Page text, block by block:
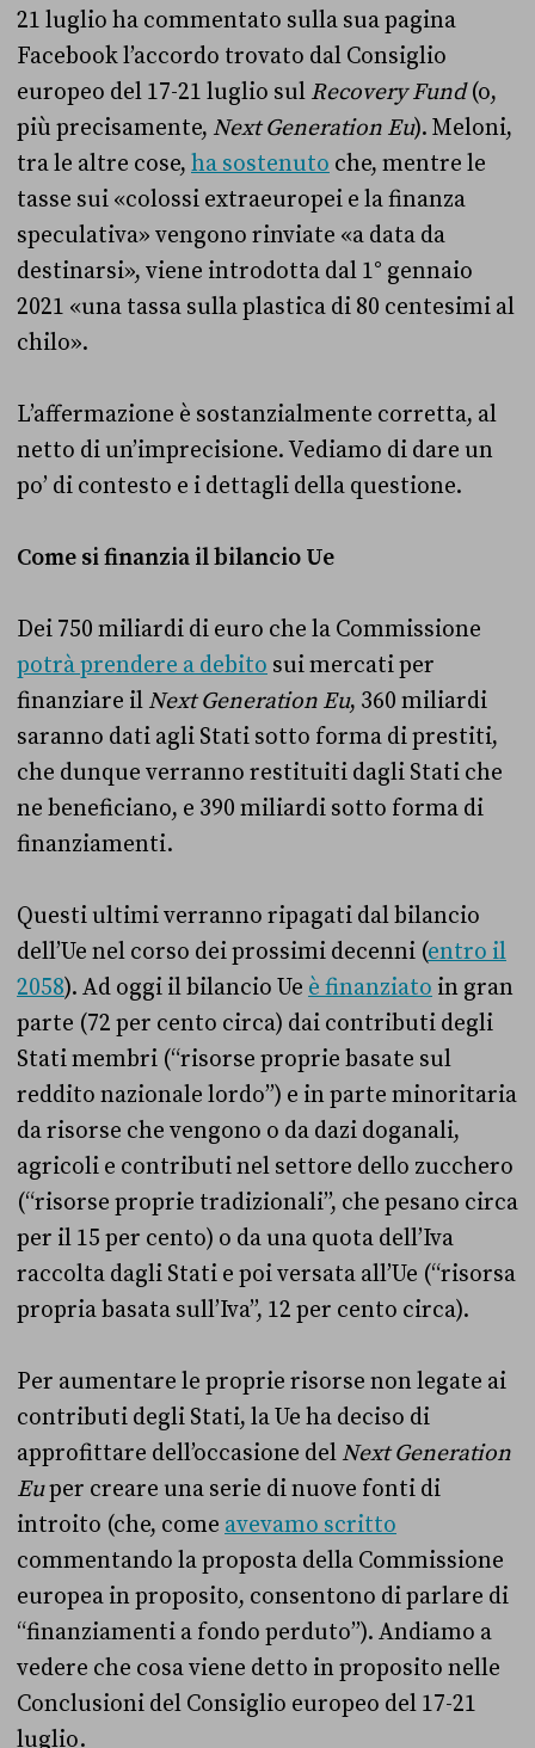
21 luglio ha commentato sulla sua pagina
Facebook l’accordo trovato dal Consiglio
europeo del 17-21 luglio sul Recovery Fund(o,
più precisamente, Next Generation Eu). Meloni,
tra le altre cose, ha sostenuto che, mentre le
tasse sui «colossi extraeuropei e la finanza
speculativa» vengono rinviate «a data da
destinarsi», viene introdotta dal 1° gennaio
2021 «una tassa sulla plastica di 80 centesimi al
chilo».
L’affermazione è sostanzialmente corretta, al
netto di un’imprecisione. Vediamo di dare un
po’ di contesto e i dettagli della questione.
Come si finanzia il bilancio Ue
Dei 750 miliardi di euro che la Commissione
potrà prendere a debito sui mercati per
finanziare il Next Generation Eu, 360 miliardi
saranno dati agli Stati sotto forma di prestiti,
che dunque verranno restituiti dagli Stati che
ne beneficiano, e 390 miliardi sotto forma di
finanziamenti.
Questi ultimi verranno ripagati dal bilancio
dell’Ue nel corso dei prossimi decenni (entro il
2058). Ad oggi il bilancio Ue è finanziato in gran
parte (72 per cento circa) dai contributi degli
Stati membri (“risorse proprie basate sul
reddito nazionale lordo”) e in parte minoritaria
da risorse che vengono o da dazi doganali,
agricoli e contributi nel settore dello zucchero
(“risorse proprie tradizionali”, che pesano circa
per il 15 per cento) o da una quota dell’Iva
raccolta dagli Stati e poi versata all’Ue (“risorsa
propria basata sull’Iva”, 12 per cento circa).
Per aumentare le proprie risorse non legate ai
contributi degli Stati, la Ue ha deciso di
approfittare dell’occasione del Next Generation
Euper creare una serie di nuove fonti di
introito (che, come avevamo scritto
commentando la proposta della Commissione
europea in proposito, consentono di parlare di
“finanziamenti a fondo perduto”). Andiamo a
vedere che cosa viene detto in proposito nelle
Conclusioni del Consiglio europeo del 17-21
luglio.